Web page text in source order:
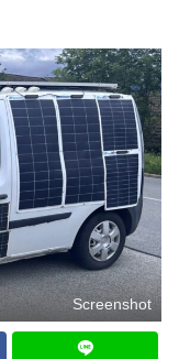
Screenshot